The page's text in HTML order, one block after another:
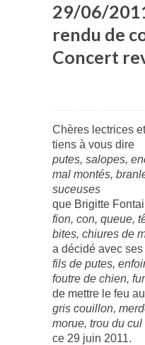
29/06/
rendu de
Concert
Chères lectrices
tiens à vous dire
putes, salopes,
mal montés,
suceuses
que Brigitte
fion, con, queue,
bites, chiures de
a décidé avec
fils de putes,
foutre de chien,
de mettre le feu
gris couillon,
morue, trou du cul
ce 29 juin 2011.